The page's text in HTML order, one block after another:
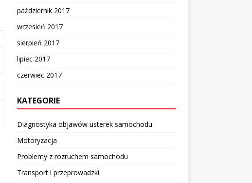
październik 2017
wrzesień 2017
sierpień 2017
lipiec 2017
czerwiec 2017
KATEGORIE
Diagnostyka objawów usterek samochodu
Motoryzacja
Problemy z rozruchem samochodu
Transport i przeprowadzki